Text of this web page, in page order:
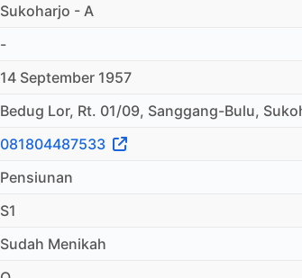
Sukoharjo - A
-
14 September 1957
Bedug Lor, Rt. 01/09, Sanggang-Bulu,
081804487533
Pensiunan
S1
Sudah Menikah